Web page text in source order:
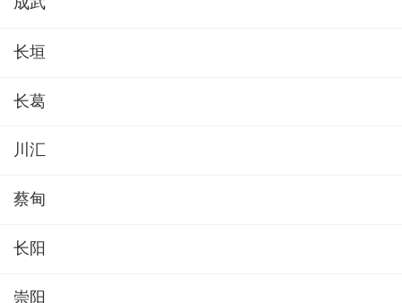
长垣
长葛
川汇
蔡甸
长阳
崇阳